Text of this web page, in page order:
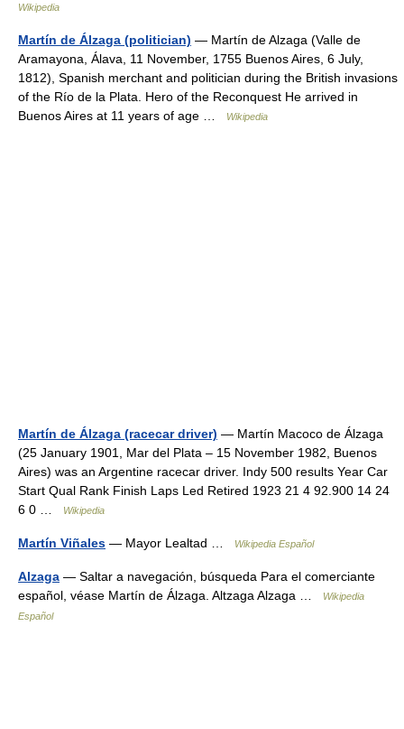
Wikipedia
Martín de Álzaga (politician) — Martín de Alzaga (Valle de
Aramayona, Álava, 11 November, 1755 Buenos Aires, 6 July,
1812), Spanish merchant and politician during the British invasions
of the Río de la Plata. Hero of the Reconquest He arrived in
Buenos Aires at 11 years of age …
Wikipedia
Martín de Álzaga (racecar driver) — Martín Macoco de Álzaga
(25 January 1901, Mar del Plata – 15 November 1982, Buenos
Aires) was an Argentine racecar driver. Indy 500 results Year Car
Start Qual Rank Finish Laps Led Retired 1923 21 4 92.900 14 24
6 0 …
Wikipedia
Martín Viñales — Mayor Lealtad … Wikipedia Español
Alzaga — Saltar a navegación, búsqueda Para el comerciante
español, véase Martín de Álzaga. Altzaga Alzaga …
Wikipedia
Español